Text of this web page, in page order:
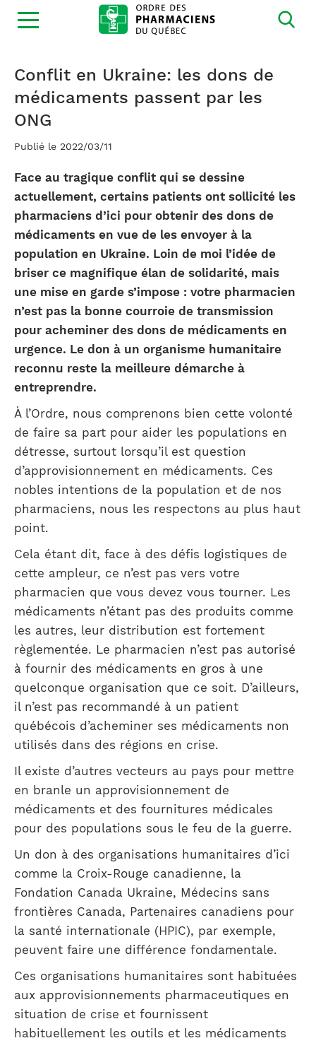
Ouvrir
la
Conflit en Ukraine: les dons de
médicaments passent par les
ONG
Publié le 2022/03/11
Face au tragique conflit qui se dessine
actuellement, certains patients ont sollicité les
pharmaciens d’ici pour obtenir des dons de
médicaments en vue de les envoyer à la
population en Ukraine. Loin de moi l’idée de
briser ce magnifique élan de solidarité, mais
une mise en garde s’impose : votre pharmacien
n’est pas la bonne courroie de transmission
pour acheminer des dons de médicaments en
urgence. Le don à un organisme humanitaire
reconnu reste la meilleure démarche à
entreprendre.
À l’Ordre, nous comprenons bien cette volonté
de faire sa part pour aider les populations en
détresse, surtout lorsqu’il est question
d’approvisionnement en médicaments. Ces
nobles intentions de la population et de nos
pharmaciens, nous les respectons au plus haut
point.
Cela étant dit, face à des défis logistiques de
cette ampleur, ce n’est pas vers votre
pharmacien que vous devez vous tourner. Les
médicaments n’étant pas des produits comme
les autres, leur distribution est fortement
règlementée. Le pharmacien n’est pas autorisé
à fournir des médicaments en gros à une
quelconque organisation que ce soit. D’ailleurs,
il n’est pas recommandé à un patient
québécois d’acheminer ses médicaments non
utilisés dans des régions en crise.
Il existe d’autres vecteurs au pays pour mettre
en branle un approvisionnement de
médicaments et des fournitures médicales
pour des populations sous le feu de la guerre.
Un don à des organisations humanitaires d’ici
comme la Croix-Rouge canadienne, la
Fondation Canada Ukraine, Médecins sans
frontières Canada, Partenaires canadiens pour
la santé internationale (HPIC), par exemple,
peuvent faire une différence fondamentale.
Ces organisations humanitaires sont habituées
aux approvisionnements pharmaceutiques en
situation de crise et fournissent
habituellement les outils et les médicaments